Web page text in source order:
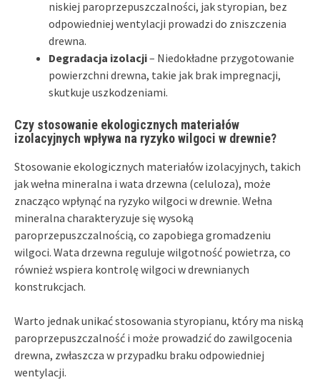
niskiej paroprzepuszczalności, jak styropian, bez
odpowiedniej wentylacji prowadzi do zniszczenia
drewna.
Degradacja izolacji– Niedokładne przygotowanie
powierzchni drewna, takie jak brak impregnacji,
skutkuje uszkodzeniami.
Czy stosowanie ekologicznych materiałów
izolacyjnych wpływa na ryzyko wilgoci w drewnie?
Stosowanie ekologicznych materiałów izolacyjnych, takich
jak wełna mineralna i wata drzewna (celuloza), może
znacząco wpłynąć na ryzyko wilgoci w drewnie. Wełna
mineralna charakteryzuje się wysoką
paroprzepuszczalnością, co zapobiega gromadzeniu
wilgoci. Wata drzewna reguluje wilgotność powietrza, co
również wspiera kontrolę wilgoci w drewnianych
konstrukcjach.
Warto jednak unikać stosowania styropianu, który ma niską
paroprzepuszczalność i może prowadzić do zawilgocenia
drewna, zwłaszcza w przypadku braku odpowiedniej
wentylacji.